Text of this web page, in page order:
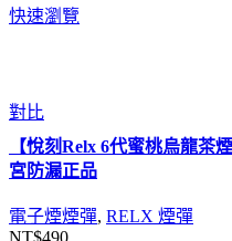
快速瀏覽
對比
【悅刻Relx 6代蜜桃烏龍茶
宮防漏正品
電子煙煙彈, RELX 煙彈
NT$490